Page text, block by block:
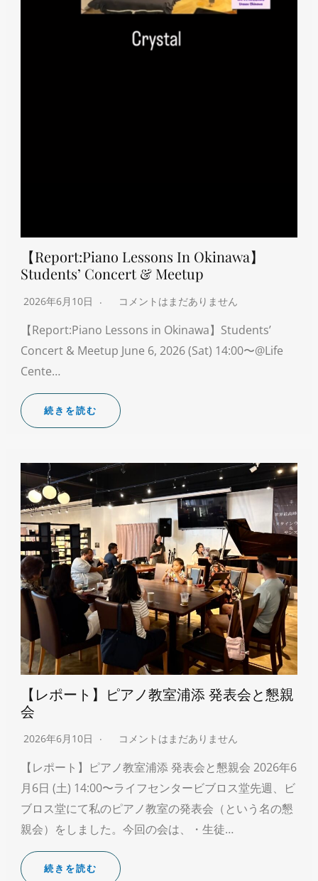
【Report:Piano Lessons In Okinawa】
Students’ Concert & Meetup
2026年6月10日 コメントはまだありません
【Report:Piano Lessons in Okinawa】Students’
Concert & Meetup June 6, 2026 (Sat) 14:00〜@Life
Cente…
続きを読む
【レポート】ピアノ教室浦添 発表会と懇親
会
2026年6月10日 コメントはまだありません
【レポート】ピアノ教室浦添 発表会と懇親会 2026年6
月6日 (土) 14:00〜ライフセンタービブロス堂先週、ビ
ブロス堂にて私のピアノ教室の発表会（という名の懇
親会）をしました。今回の会は、・生徒…
続きを読む